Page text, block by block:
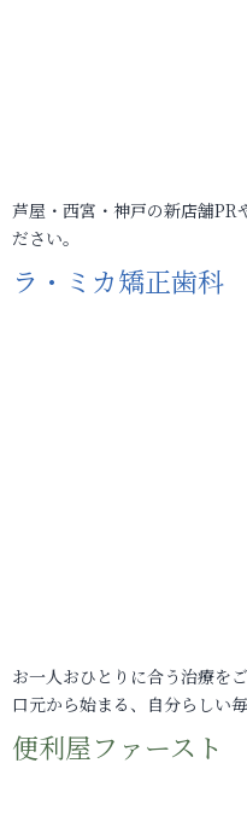
芦屋・西宮・神戸の新店舗PR
ださい。
ラ・ミカ矯正歯科
お一人おひとりに合う治療を
口元から始まる、自分らしい
便利屋ファースト